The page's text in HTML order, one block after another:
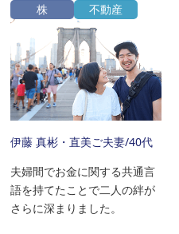
株 不動産
伊藤 真彬・直美ご夫妻/40代
夫婦間でお金に関する共通言
語を持てたことで二人の絆が
さらに深まりました。